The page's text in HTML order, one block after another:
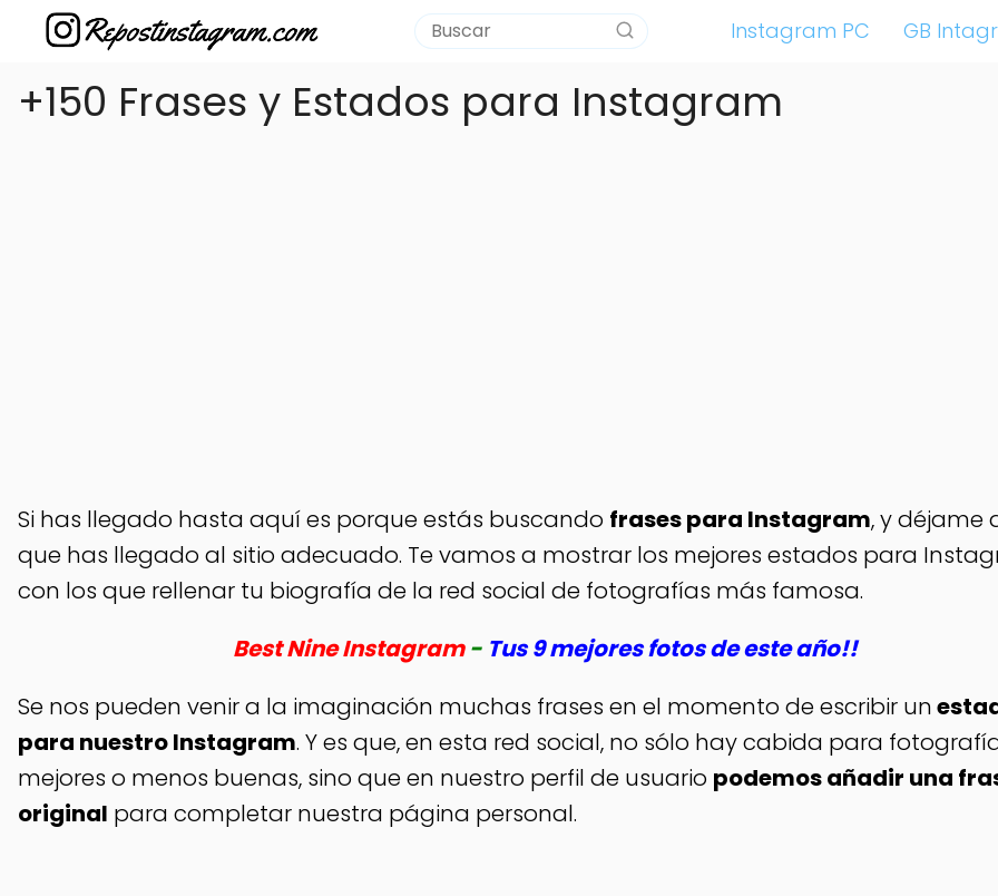
Instagram PC GB
+150 Frases y Estados para Instagram
Si has llegado hasta aquí es porque estás buscando frases para Instagram, y déjame
que has llegado al sitio adecuado. Te vamos a mostrar los mejores estados para
con los que rellenar tu biografía de la red social de fotografías más famosa.
Best Nine Instagram - Tus 9 mejores fotos de este año!!
Se nos pueden venir a la imaginación muchas frases en el momento de escribir un
para nuestro Instagram. Y es que, en esta red social, no sólo hay cabida para
mejores o menos buenas, sino que en nuestro perfil de usuario podemos añadir una
original para completar nuestra página personal.